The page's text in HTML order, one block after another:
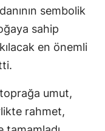
sembolik
sahip
en önemli
toprağa umut,
rahmet,